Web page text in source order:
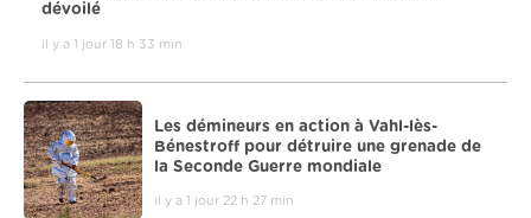
dévoilé
il y a 1 jour 18 h 33 min
Les démineurs en action à Vahl-lès-
Bénestroff pour détruire une grenade de
la Seconde Guerre mondiale
il y a 1 jour 22 h 27 min